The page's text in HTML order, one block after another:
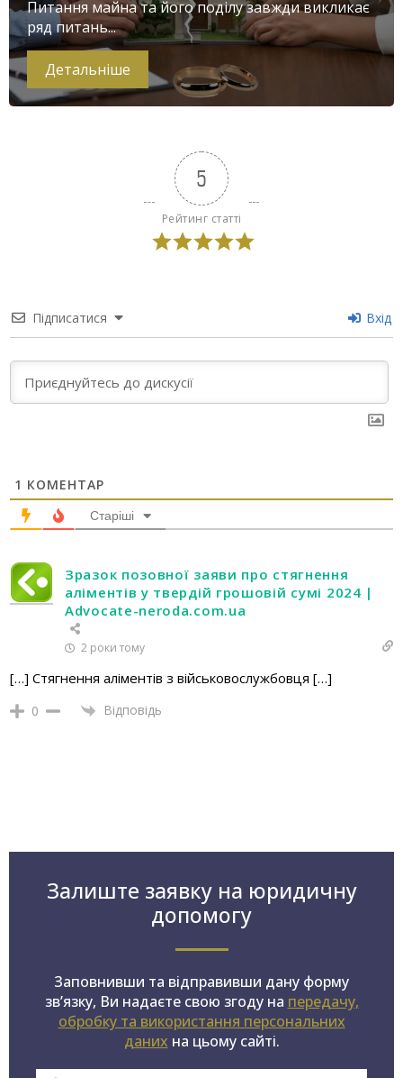
Питання майна та його поділу завжди викликає
ряд питань...
Детальніше
5
Рейтинг статті
Підписатися Вхід
1 КОМЕНТАР
Старіші
Зразок позовної заяви про стягнення
аліментів у твердій грошовій сумі 2024 |
Advocate-neroda.com.ua
2 роки тому
[…] Стягнення аліментів з військовослужбовця […]
0 Відповідь
Залиште заявку на юридичну
допомогу
Заповнивши та відправивши дану форму
зв’язку, Ви надаєте свою згоду на передачу,
обробку та використання персональних
даних на цьому сайті.